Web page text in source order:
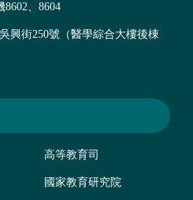
8602、8604
興街250號（醫學綜合大樓後棟
高等教育司
國家教育研究院